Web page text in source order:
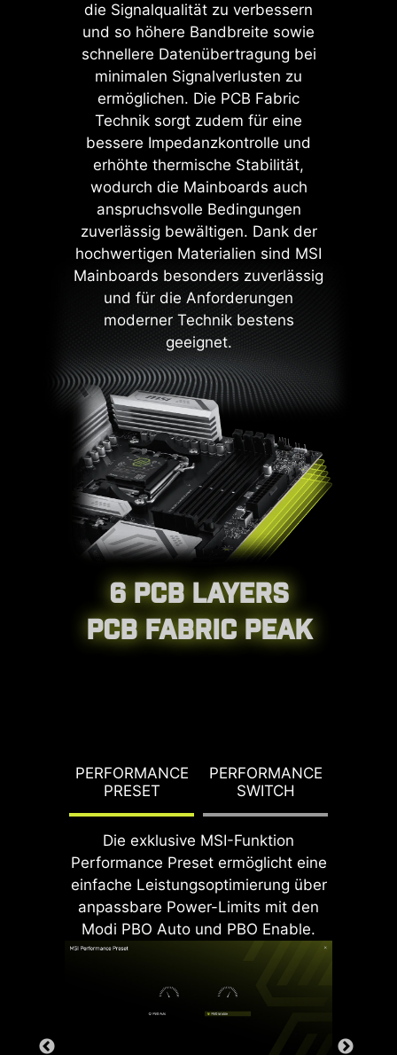
die Signalqualität zu verbessern
und so höhere Bandbreite sowie
schnellere Datenübertragung bei
minimalen Signalverlusten zu
ermöglichen. Die PCB Fabric
Technik sorgt zudem für eine
bessere Impedanzkontrolle und
erhöhte thermische Stabilität,
wodurch die Mainboards auch
anspruchsvolle Bedingungen
zuverlässig bewältigen. Dank der
hochwertigen Materialien sind MSI
Mainboards besonders zuverlässig
und für die Anforderungen
moderner Technik bestens
geeignet.
6 PCB LAYERS
PCB FABRIC PEAK
PERFORMANCE
PRESET
PERFORMANCE
SWITCH
Die exklusive MSI-Funktion
Performance Preset ermöglicht eine
einfache Leistungsoptimierung über
anpassbare Power-Limits mit den
Modi PBO Auto und PBO Enable.
MSI Mainboards bieten mit dem
integrierten Überstromschutz
(OCP) ein hohes Maß an Sicherheit.
Wichtige Komponenten wie USB-
Ports, DDR-Speicher, PWM-ICs und
CPUs werden vor Überstrom
geschützt. Dieser proaktive
Schutzmechanismus verringert das
Risiko von Schäden oder
Fehlfunktionen aufgrund von
Überspannungen und fördert die
langfristige Systemstabilität.
CPU / PWM IC